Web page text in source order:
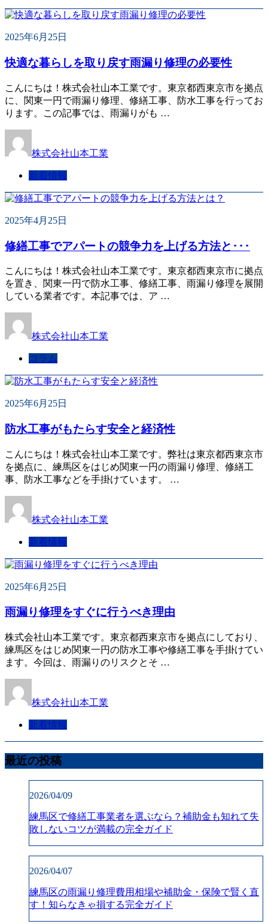
2025年6月25日
快適な暮らしを取り戻す雨漏り修理の必要性
こんにちは！株式会社山本工業です。東京都西東京市を拠点
に、関東一円で雨漏り修理、修繕工事、防水工事を行ってお
ります。この記事では、雨漏りがも …
株式会社山本工業
新着情報
2025年4月25日
修繕工事でアパートの競争力を上げる方法と･･･
こんにちは！株式会社山本工業です。東京都西東京市に拠点
を置き、関東一円で防水工事、修繕工事、雨漏り修理を展開
している業者です。本記事では、ア …
株式会社山本工業
コラム
2025年6月25日
防水工事がもたらす安全と経済性
こんにちは！株式会社山本工業です。弊社は東京都西東京市
を拠点に、練馬区をはじめ関東一円の雨漏り修理、修繕工
事、防水工事などを手掛けています。 …
株式会社山本工業
新着情報
2025年6月25日
雨漏り修理をすぐに行うべき理由
株式会社山本工業です。東京都西東京市を拠点にしており、
練馬区をはじめ関東一円の防水工事や修繕工事を手掛けてい
ます。今回は、雨漏りのリスクとそ …
株式会社山本工業
新着情報
最近の投稿
2026/04/09
練馬区で修繕工事業者を選ぶなら？補助金も知れて失
敗しないコツが満載の完全ガイド
2026/04/07
練馬区の雨漏り修理費用相場や補助金・保険で賢く直
す！知らなきゃ損する完全ガイド